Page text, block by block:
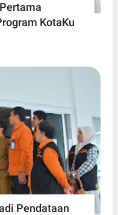
KotaKu
Pendataan